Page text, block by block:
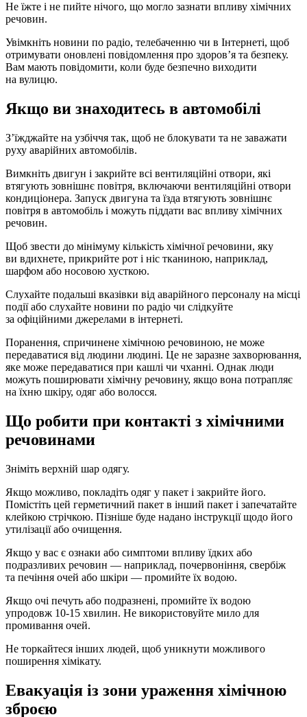
Не їжте і не пийте нічого, що могло зазнати впливу хімічних
речовин.
Увімкніть новини по радіо, телебаченню чи в Інтернеті, щоб
отримувати оновлені повідомлення про здоров’я та безпеку.
Вам мають повідомити, коли буде безпечно виходити
на вулицю.
Якщо ви знаходитесь в автомобілі
З’їжджайте на узбіччя так, щоб не блокувати та не заважати
руху аварійних автомобілів.
Вимкніть двигун і закрийте всі вентиляційні отвори, які
втягують зовнішнє повітря, включаючи вентиляційні отвори
кондиціонера. Запуск двигуна та їзда втягують зовнішнє
повітря в автомобіль і можуть піддати вас впливу хімічних
речовин.
Щоб звести до мінімуму кількість хімічної речовини, яку
ви вдихнете, прикрийте рот і ніс тканиною, наприклад,
шарфом або носовою хусткою.
Слухайте подальші вказівки від аварійного персоналу на місці
події або слухайте новини по радіо чи слідкуйте
за офіційними джерелами в інтернеті.
Поранення, спричинене хімічною речовиною, не може
передаватися від людини людині. Це не заразне захворювання,
яке може передаватися при кашлі чи чханні. Однак люди
можуть поширювати хімічну речовину, якщо вона потрапляє
на їхню шкіру, одяг або волосся.
Що робити при контакті з хімічними
речовинами
Зніміть верхній шар одягу.
Якщо можливо, покладіть одяг у пакет і закрийте його.
Помістіть цей герметичний пакет в інший пакет і запечатайте
клейкою стрічкою. Пізніше буде надано інструкції щодо його
утилізації або очищення.
Якщо у вас є ознаки або симптоми впливу їдких або
подразливих речовин — наприклад, почервоніння, свербіж
та печіння очей або шкіри — промийте їх водою.
Якщо очі печуть або подразнені, промийте їх водою
упродовж 10-15 хвилин. Не використовуйте мило для
промивання очей.
Не торкайтеся інших людей, щоб уникнути можливого
поширення хімікату.
Евакуація із зони ураження хімічною
зброєю